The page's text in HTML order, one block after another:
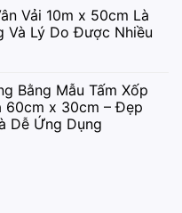
Vải 10m x 50cm Là
Và Lý Do Được Nhiều
Bằng Mẫu Tấm Xốp
60cm x 30cm – Đẹp
Dễ Ứng Dụng